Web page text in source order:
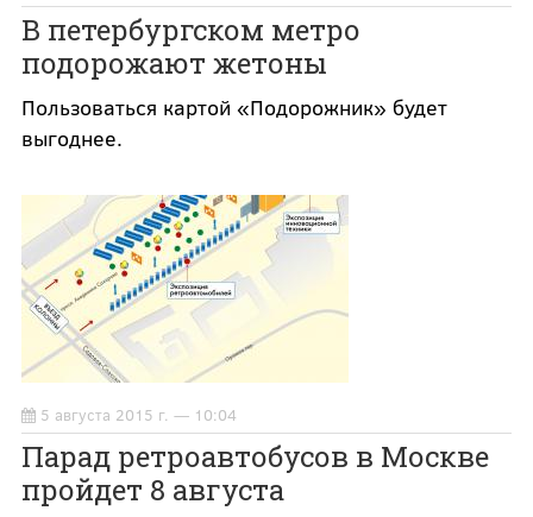
В петербургском метро
подорожают жетоны
Пользоваться картой «Подорожник» будет
выгоднее.
5 августа 2015 г. — 10:04
Парад ретроавтобусов в Москве
пройдет 8 августа